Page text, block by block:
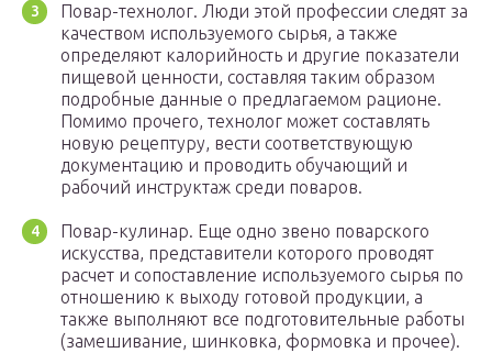
Повар-технолог. Люди этой профессии следят за
качеством используемого сырья, а также
определяют калорийность и другие показатели
пищевой ценности, составляя таким образом
подробные данные о предлагаемом рационе.
Помимо прочего, технолог может составлять
новую рецептуру, вести соответствующую
документацию и проводить обучающий и
рабочий инструктаж среди поваров.
Повар-кулинар. Еще одно звено поварского
искусства, представители которого проводят
расчет и сопоставление используемого сырья по
отношению к выходу готовой продукции, а
также выполняют все подготовительные работы
(замешивание, шинковка, формовка и прочее).